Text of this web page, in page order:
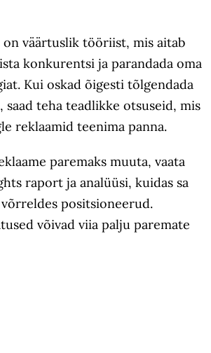
väärtuslik tööriist, mis aitab
konkurentsi ja parandada oma
Kui oskad õigesti tõlgendada
teha teadlikke otsuseid, mis
reklaamid teenima panna.
paremaks muuta, vaata
raport ja analüüsi, kuidas sa
positsioneerud.
võivad viia palju paremate